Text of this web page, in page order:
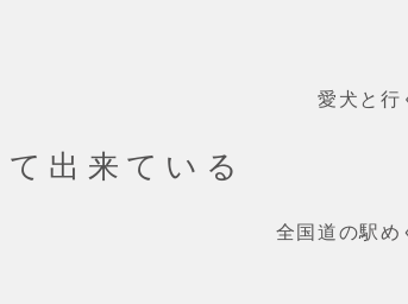
出来ている
愛犬と行
全国道の駅め